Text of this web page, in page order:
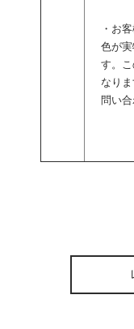
・お
色が
す。
なり
問い合